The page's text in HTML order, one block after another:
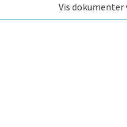
Vis dokumenter